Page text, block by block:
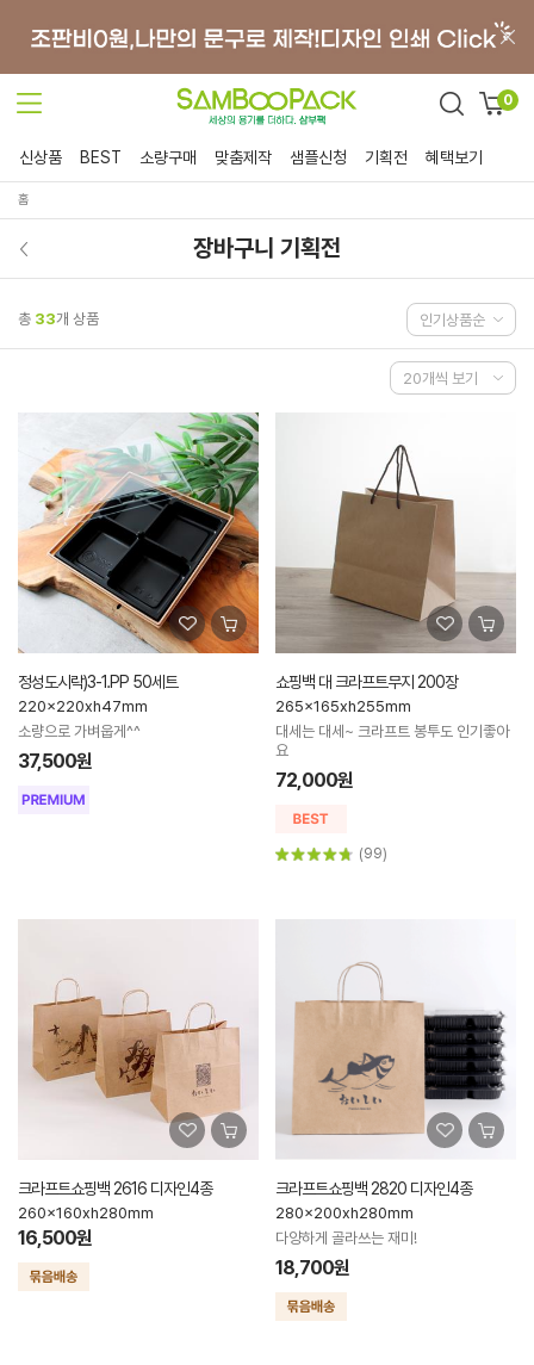
0
신상품 BEST 소량구매 맞춤제작 샘플신청 기획전 혜택보기
홈
장바구니 기획전
총 33개 상품
정성도시락)3-1.PP 50세트
220x220xh47mm
소량으로 가벼웁게^^
37,500원
쇼핑백 대 크라프트무지 200장
265x165xh255mm
대세는 대세~ 크라프트 봉투도 인기좋아
요
72,000원
(99)
크라프트쇼핑백 2616 디자인4종
260x160xh280mm
16,500원
크라프트쇼핑백 2820 디자인4종
280x200xh280mm
다양하게 골라쓰는 재미!
18,700원